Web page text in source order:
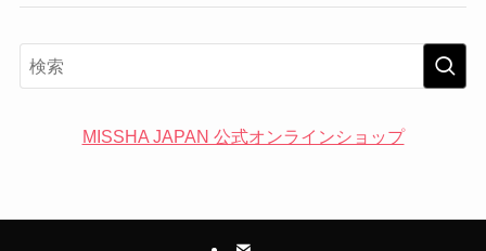
MISSHA JAPAN 公式オンラインショップ